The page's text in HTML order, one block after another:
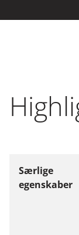
Særlige
egenskaber